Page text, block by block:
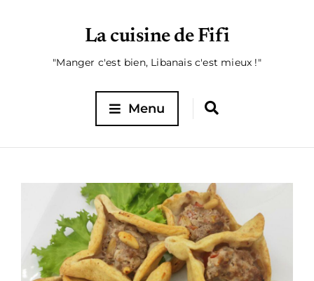
La cuisine de Fifi
"Manger c'est bien, Libanais c'est mieux !"
Menu